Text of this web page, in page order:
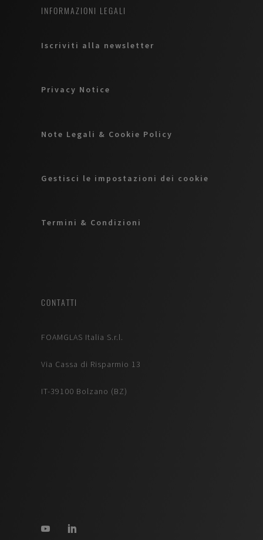
INFORMAZIONI LEGALI
Iscriviti alla newsletter
Privacy Notice
Note Legali & Cookie Policy
Gestisci le impostazioni dei cookie
Termini & Condizioni
CONTATTI
FOAMGLAS Italia S.r.l.
Via Cassa di Risparmio 13
IT-39100 Bolzano (BZ)